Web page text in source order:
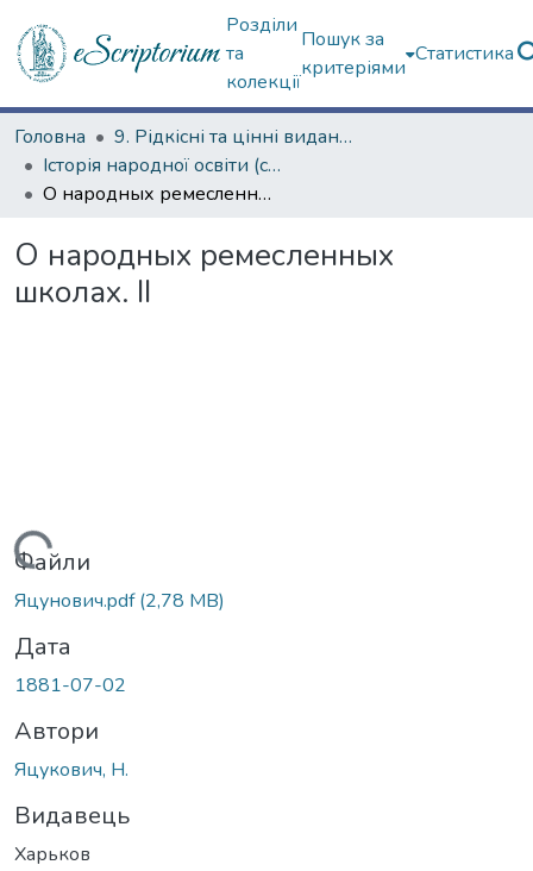
Розділи
та
колекції
Пошук за
критеріями
Статистика
Головна
9. Рідкісні та цінні видання
Історія народної освіти (сторінками періодичних видань)
О народных ремесленных школах. ІІ
О народных ремесленных
школах. ІІ
Вантажиться...
Файли
Яцунович.pdf(2,78 MB)
Дата
1881-07-02
Автори
Яцукович, Н.
Видавець
Харьков